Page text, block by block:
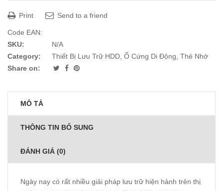
Print Send to a friend
Code EAN:
SKU:
N/A
Category:
Thiết Bị Lưu Trữ HDD, Ổ Cứng Di Động, Thẻ Nhớ
Share on:
MÔ TẢ
THÔNG TIN BỔ SUNG
ĐÁNH GIÁ (0)
Ngày nay có rất nhiều giải pháp lưu trữ hiện hành trên thị